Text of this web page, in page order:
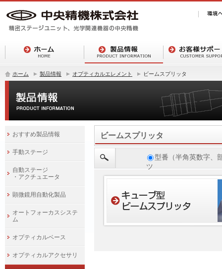
ホーム 製品情報 オプティカルエレメント ビームスプリッタ
ビームスプリッタ
型番（半角英数字、
ツ
おすすめ製品情報
手動ステージ
自動ステージ
・アクチュエータ
顕微鏡用自動化製品
オートフォーカスシステ
ム
オプティカルベース
オプティカルアクセサリ